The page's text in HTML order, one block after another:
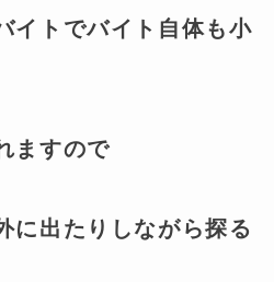
イトでバイト自体も小
ますので
に出たりしながら探る